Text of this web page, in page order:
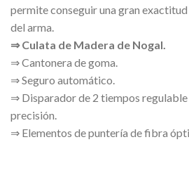
permite conseguir una gran
del arma.
⇒ Culata de Madera de Nogal.
⇒ Cantonera de goma.
⇒ Seguro automático.
⇒ Disparador de 2 tiempos
precisión.
⇒ Elementos de puntería de fibra